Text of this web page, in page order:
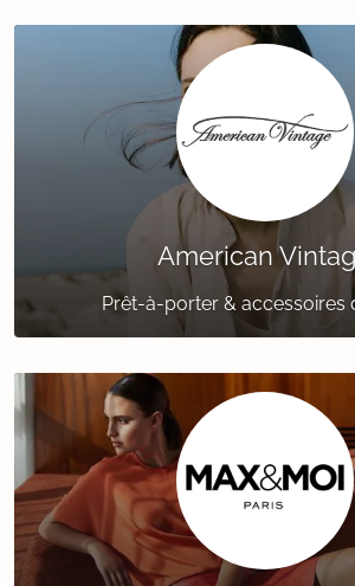
American
Prêt-à-porter & accessoires